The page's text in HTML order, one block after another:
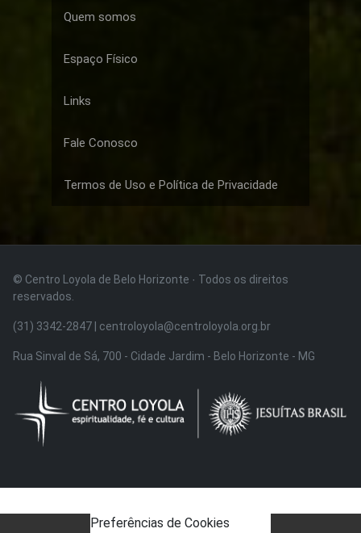
Quem somos
Espaço Físico
Links
Fale Conosco
Termos de Uso e Política de Privacidade
© Centro Loyola de Belo Horizonte · Todos os direitos
reservados.
(31) 3342-2847 | centroloyola@centroloyola.org.br
Rua Sinval de Sá, 700 - Cidade Jardim - Belo Horizonte - MG
Preferências de Cookies